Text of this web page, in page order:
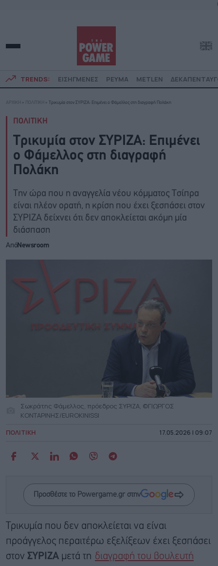
TRENDS: ΕΙΣΗΓΜΕΝΕΣ ΡΕΥΜΑ METLEN
ΑΡΧΙΚΗ » ΠΟΛΙΤΙΚΗ » Τρικυμία στον ΣΥΡΙΖΑ: Επιμένει ο Φάμελλος στη διαγραφή Πολάκη
ΠΟΛΙΤΙΚΗ
Τρικυμία στον ΣΥΡΙΖΑ: Επιμένει
ο Φάμελλος στη διαγραφή
Πολάκη
Την ώρα που η αναγγελία νέου κόμματος Τσίπρα
είναι πλέον ορατή, η κρίση που έχει ξεσπάσει στον
ΣΥΡΙΖΑ δείχνει ότι δεν αποκλείεται ακόμη μία
διάσπαση
ΑπόNewsroom
Σωκράτης Φάμελλος, πρόεδρος ΣΥΡΙΖΑ, ©ΓΙΩΡΓΟΣ
ΚΟΝΤΑΡΙΝΗΣ/EUROKINISSI
ΠΟΛΙΤΙΚΗ 17.05.2026 | 09:07
Προσθέστε το Powergame.gr στην
Τρικυμία που δεν αποκλείεται να είναι
προάγγελος περαιτέρω εξελίξεων έχει ξεσπάσει
στον ΣΥΡΙΖΑ μετά τη διαγραφή του βουλευτή